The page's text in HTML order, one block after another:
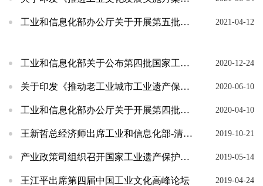
工业和信息化部办公厅关于开展第五批国家工业遗产认定申报工作的通知 2021-04-12
工业和信息化部关于公布第四批国家工业遗产名单的通告 2020-12-24
关于印发《推动老工业城市工业遗产保护利用实施方案》的通知 2020-06-10
工业和信息化部办公厅关于开展第四批国家工业遗产认定申报工作的通知 2020-04-10
王新哲总经济师出席工业和信息化部-清华大学共建清华大学工业文化研究院成立大会 2019-10-21
产业政策司组织召开国家工业遗产保护利用现场会 2019-05-14
王江平出席第四届中国工业文化高峰论坛 2019-04-24